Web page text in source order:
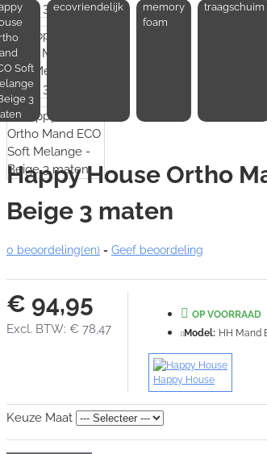
Soft
3
ecovriendelijk
memory
foam
traagschuim
Happy House Ortho
Beige 3 maten
0 beoordeling(en) - Geef beoordeling
€ 94,95
Excl. BTW: € 78,47
OP VOORRAAD
Model: HH Mand
Happy House
Keuze Maat